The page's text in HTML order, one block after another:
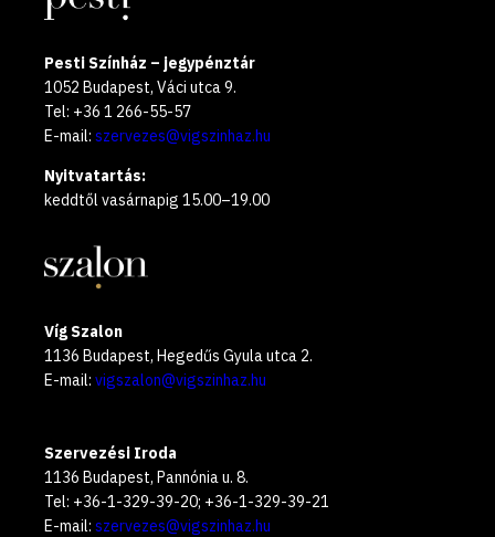
Pesti Színház – jegypénztár
1052 Budapest, Váci utca 9.
Tel: +36 1 266-55-57
E-mail: szervezes@vigszinhaz.hu
Nyitvatartás:
keddtől vasárnapig 15.00–19.00
Víg Szalon
1136 Budapest, Hegedűs Gyula utca 2.
E-mail: vigszalon@vigszinhaz.hu
Szervezési Iroda
1136 Budapest, Pannónia u. 8.
Tel: +36-1-329-39-20; +36-1-329-39-21
E-mail: szervezes@vigszinhaz.hu